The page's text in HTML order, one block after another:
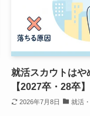
就活スカウトはや
【2027卒・28卒】
2026年7月8日 就活